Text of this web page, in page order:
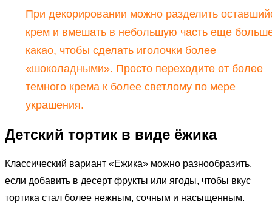
При декорировании можно разделить
крем и вмешать в небольшую часть еще
какао, чтобы сделать иголочки более
«шоколадными». Просто переходите от более
темного крема к более светлому по мере
украшения.
Детский тортик в виде ёжика
Классический вариант «Ежика» можно разнообразить,
если добавить в десерт фрукты или ягоды, чтобы вкус
тортика стал более нежным, сочным и насыщенным.